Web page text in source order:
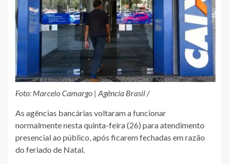
Foto: Marcelo Camargo | Agência Brasil /
As agências bancárias voltaram a funcionar
normalmente nesta quinta-feira (26) para atendimento
presencial ao público, após ficarem fechadas em razão
do feriado de Natal.